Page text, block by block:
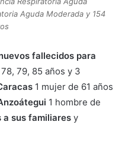
Aguda Moderada y 154
fallecidos para
79, 85 años y 3
1 mujer de 61 años
1 hombre de
a sus familiares y